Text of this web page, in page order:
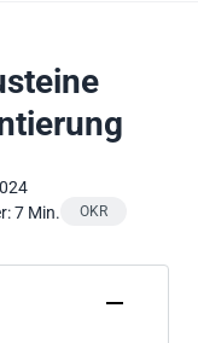
7 Min.
OKR